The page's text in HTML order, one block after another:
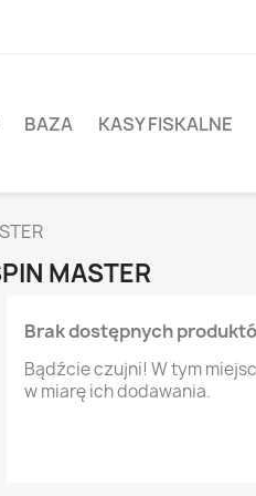
BAZA KASY FISKALNE
MASTER
Brak dostępnych
Bądźcie czujni! W tym
w miarę ich dodawania.